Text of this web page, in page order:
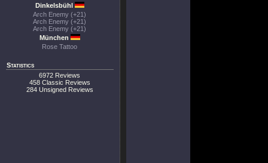
Dinkelsbühl
Arch Enemy (+21)
Arch Enemy (+21)
Arch Enemy (+21)
München
Rose Tattoo
Statistics
6972 Reviews
458 Classic Reviews
284 Unsigned Reviews